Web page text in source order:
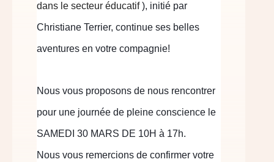
dans le secteur éducatif), initié par
Christiane Terrier, continue ses belles
aventures en votre compagnie!
Nous vous proposons de nous rencontrer
pour une journée de pleine conscience le
SAMEDI 30 MARS DE 10H à 17h.
Nous vous remercions de confirmer votre